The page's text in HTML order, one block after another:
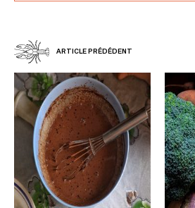
ARTICLE PRÉDÉDENT